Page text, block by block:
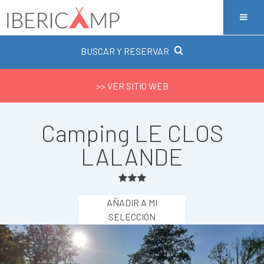
BUSCAR Y RESERVAR
>> VER SITIO WEB
Camping LE CLOS
LALANDE
AÑADIR A MI
SELECCIÓN